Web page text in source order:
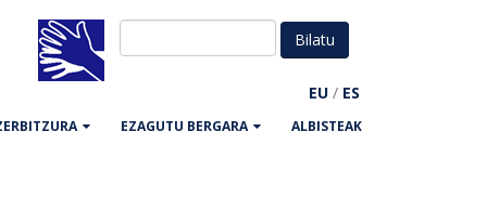
EU / ES
EZAGUTU BERGARA ALBISTEAK